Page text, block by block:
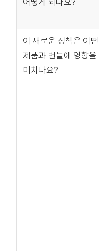
이 새로운 정책은 어떤
제품과 번들에 영향을
미치나요?